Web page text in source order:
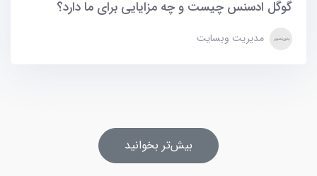
گوگل ادسنس چیست و چه مزایایی برای ما دارد؟
مدیریت وبسایت
بیش‌تر بخوانید